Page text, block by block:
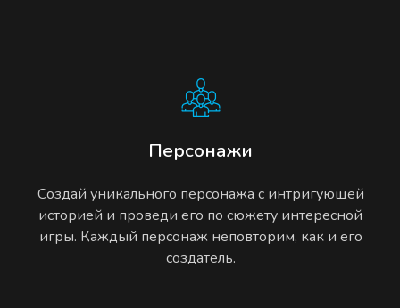
Персонажи
Создай уникального персонажа с интригующей
историей и проведи его по сюжету интересной
игры. Каждый персонаж неповторим, как и его
создатель.